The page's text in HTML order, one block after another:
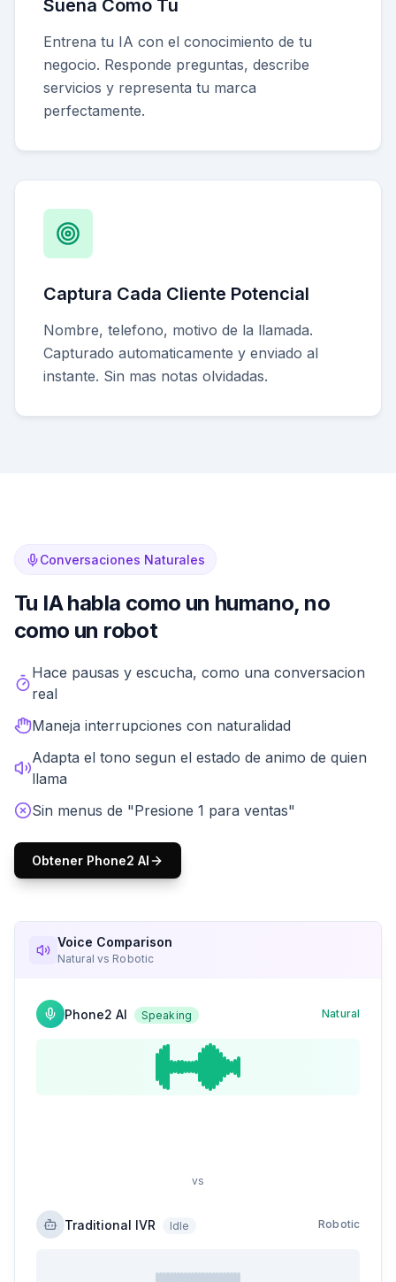
Suena Como Tu
Entrena tu IA con el conocimiento de tu
negocio. Responde preguntas, describe
servicios y representa tu marca
perfectamente.
Captura Cada Cliente Potencial
Nombre, telefono, motivo de la llamada.
Capturado automaticamente y enviado al
instante. Sin mas notas olvidadas.
Conversaciones Naturales
Tu IA habla como un humano, no
como un robot
Olvida los menus IVR frustrantes y las voces
Hace pausas y escucha, como una conversacion
real
Maneja interrupciones con naturalidad
Adapta el tono segun el estado de animo de quien
llama
Sin menus de "Presione 1 para ventas"
Obtener Phone2 AI
Voice Comparison
Natural vs Robotic
Phone2 AI Speaking Natural
vs
Traditional IVR Idle Robotic